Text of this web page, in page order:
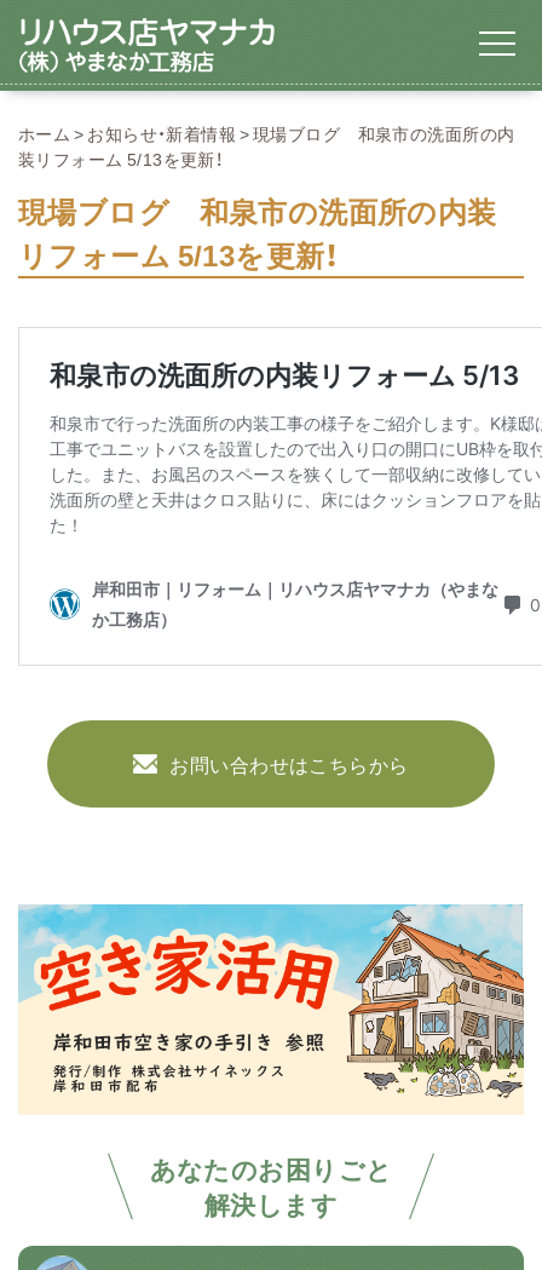
あなたのお困りごと
解決します
ホーム お知らせ・新着情報
現場ブログ 和泉市の洗面所の内
装リフォーム 5/13を更新！
現場ブログ 和泉市の洗面所の内装
リフォーム 5/13を更新！
お問い合わせはこちらから